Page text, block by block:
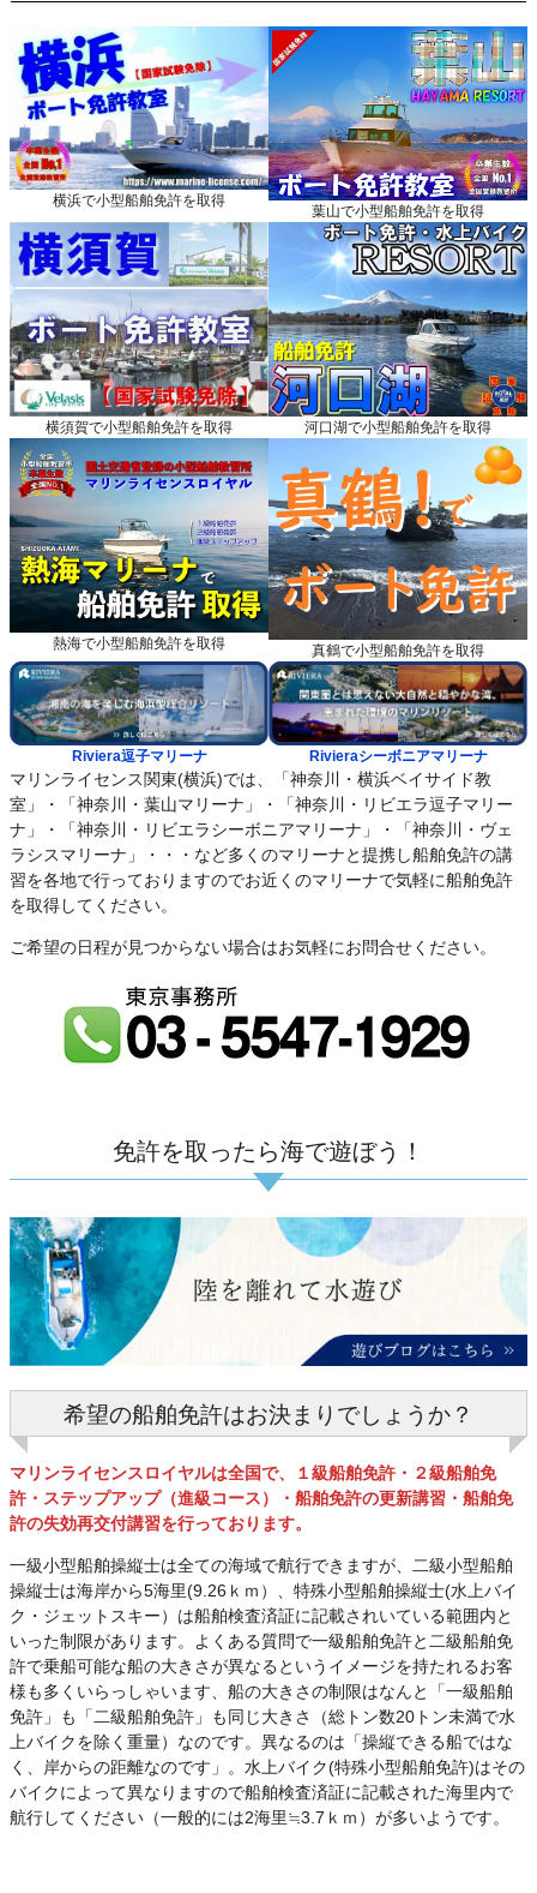
横浜で小型船舶免許を取得
葉山で小型船舶免許を取得
横須賀で小型船舶免許を取得 河口湖で小型船舶免許を取得
熱海で小型船舶免許を取得 真鶴で小型船舶免許を取得
Riviera逗子マリーナ Rivieraシーボニアマリーナ
マリンライセンス関東(横浜)では、「神奈川・横浜ベイサイド教
室」・「神奈川・葉山マリーナ」・「神奈川・リビエラ逗子マリー
ナ」・「神奈川・リビエラシーボニアマリーナ」・「神奈川・ヴェ
ラシスマリーナ」・・・など多くのマリーナと提携し船舶免許の講
習を各地で行っておりますのでお近くのマリーナで気軽に船舶免許
を取得してください。
ご希望の日程が見つからない場合はお気軽にお問合せください。
免許を取ったら海で遊ぼう！
希望の船舶免許はお決まりでしょうか？
マリンライセンスロイヤルは全国で、１級船舶免許・２級船舶免
許・ステップアップ（進級コース）・船舶免許の更新講習・船舶免
許の失効再交付講習を行っております。
一級小型船舶操縦士は全ての海域で航行できますが、二級小型船舶
操縦士は海岸から5海里(9.26ｋｍ）、特殊小型船舶操縦士(水上バイ
ク・ジェットスキー）は船舶検査済証に記載されいている範囲内と
いった制限があります。よくある質問で一級船舶免許と二級船舶免
許で乗船可能な船の大きさが異なるというイメージを持たれるお客
様も多くいらっしゃいます、船の大きさの制限はなんと「一級船舶
免許」も「二級船舶免許」も同じ大きさ（総トン数20トン未満で水
上バイクを除く重量）なのです。異なるのは「操縦できる船ではな
く、岸からの距離なのです」。水上バイク(特殊小型船舶免許)はその
バイクによって異なりますので船舶検査済証に記載された海里内で
航行してください（一般的には2海里≒3.7ｋｍ）が多いようです。